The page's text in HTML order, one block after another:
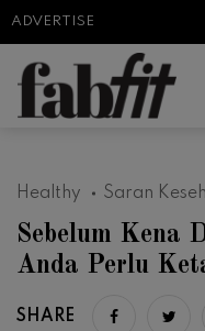
ADVERTISE
Healthy Saran
Sebelum Kena
Anda Perlu
SHARE Share on